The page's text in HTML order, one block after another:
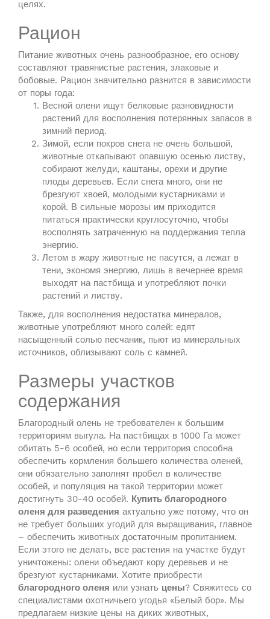
целях.
Рацион
Питание животных очень разнообразное, его основу
составляют травянистые растения, злаковые и
бобовые. Рацион значительно разнится в зависимости
от поры года:
Весной олени ищут белковые разновидности
растений для восполнения потерянных запасов в
зимний период.
Зимой, если покров снега не очень большой,
животные откапывают опавшую осенью листву,
собирают желуди, каштаны, орехи и другие
плоды деревьев. Если снега много, они не
брезгуют хвоей, молодыми кустарниками и
корой. В сильные морозы им приходится
питаться практически круглосуточно, чтобы
восполнять затраченную на поддержания тепла
энергию.
Летом в жару животные не пасутся, а лежат в
тени, экономя энергию, лишь в вечернее время
выходят на пастбища и употребляют почки
растений и листву.
Также, для восполнения недостатка минералов,
животные употребляют много солей: едят
насыщенный солью песчаник, пьют из минеральных
источников, облизывают соль с камней.
Размеры участков
содержания
Благородный олень не требователен к большим
территориям выгула. На пастбищах в 1000 Га может
обитать 5-6 особей, но если территория способна
обеспечить кормления большего количества оленей,
они обязательно заполнят пробел в количестве
особей, и популяция на такой территории может
достигнуть 30-40 особей. Купить благородного
оленя для разведения актуально уже потому, что он
не требует больших угодий для выращивания, главное
– обеспечить животных достаточным пропитанием.
Если этого не делать, все растения на участке будут
уничтожены: олени объедают кору деревьев и не
брезгуют кустарниками. Хотите приобрести
благородного оленя или узнать цены? Свяжитесь со
специалистами охотничьего угодья «Белый бор». Мы
предлагаем низкие цены на диких животных,